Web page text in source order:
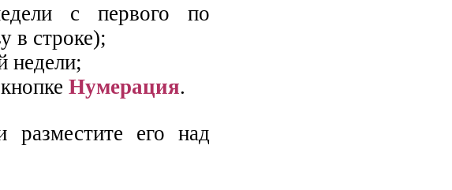
с первого по
в строке);
недели;
Нумерация.
разместите его над